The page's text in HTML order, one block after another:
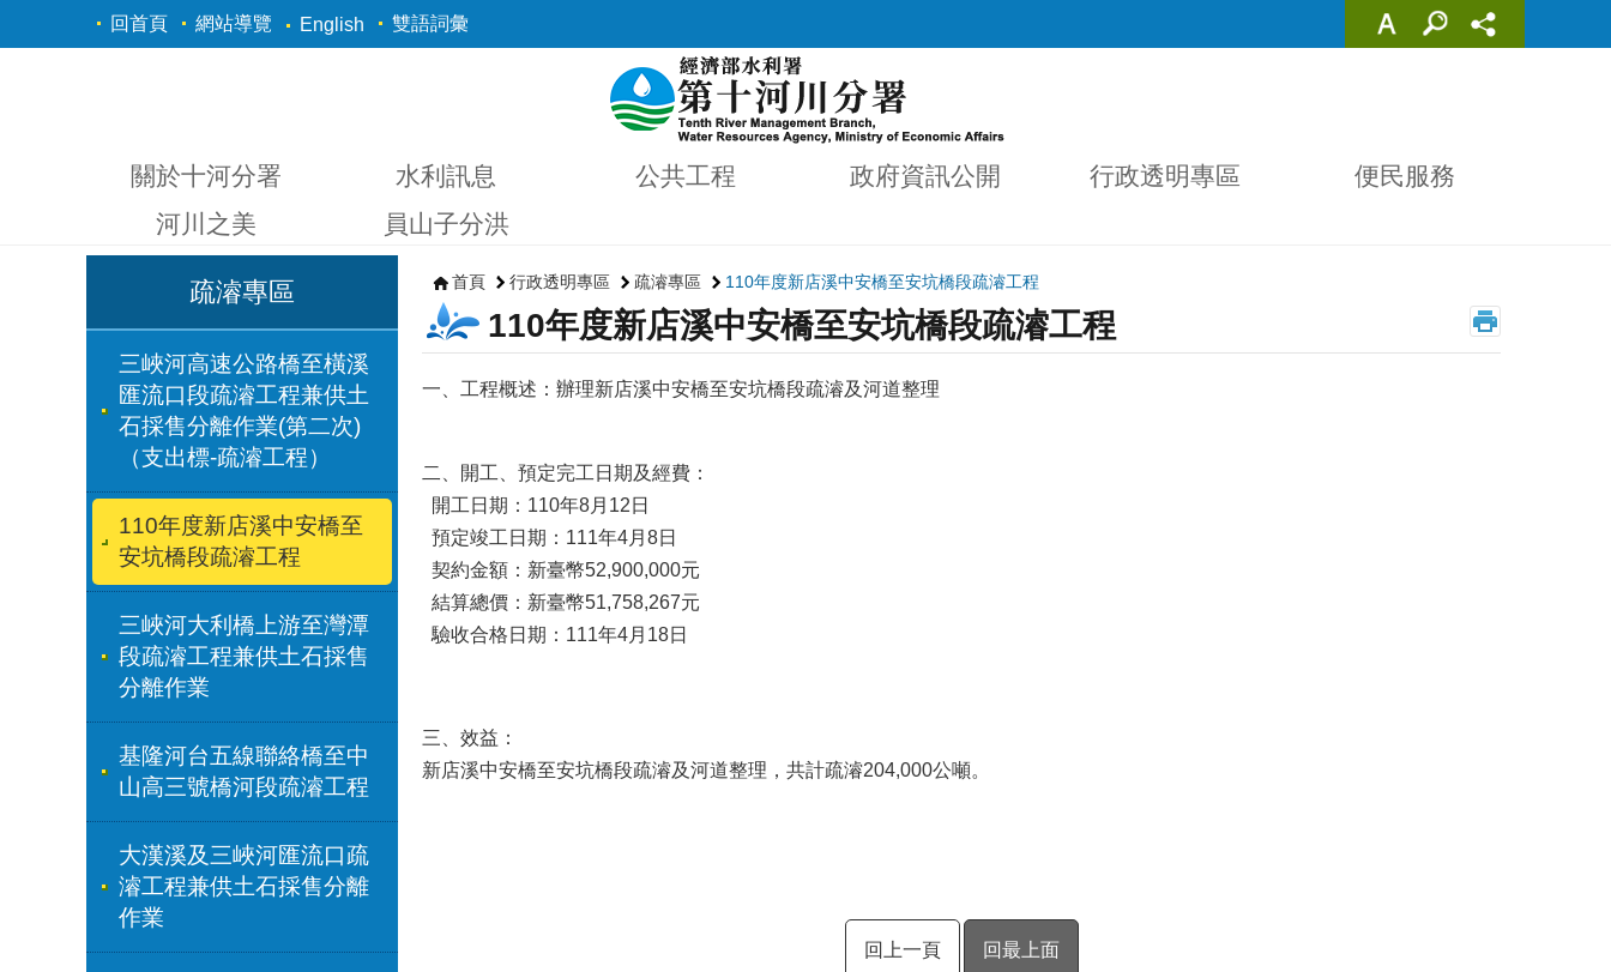
跳到主要內容區塊
回首頁 網站導覽 English 雙語詞彙
關於十河分署 水利訊息 公共工程 政府資訊公開 行政透明專區
便民服務
河川之美
員山子分洪
疏濬專區
三峽河高速公路橋至橫溪
匯流口段疏濬工程兼供土
石採售分離作業(第二次)
（支出標-疏濬工程）
110年度新店溪中安橋至
安坑橋段疏濬工程
三峽河大利橋上游至灣潭
段疏濬工程兼供土石採售
分離作業
基隆河台五線聯絡橋至中
山高三號橋河段疏濬工程
大漢溪及三峽河匯流口疏
濬工程兼供土石採售分離
作業
首頁 行政透明專區 疏濬專區 110年度新店溪中安橋至安坑橋段疏濬工程
110年度新店溪中安橋至安坑橋段疏濬工程
一、工程概述：辦理新店溪中安橋至安坑橋段疏濬及河道整理
二、開工、預定完工日期及經費：
開工日期：110年8月12日
預定竣工日期：111年4月8日
契約金額：新臺幣52,900,000元
結算總價：新臺幣51,758,267元
驗收合格日期：111年4月18日
三、效益：
新店溪中安橋至安坑橋段疏濬及河道整理，共計疏濬204,000公噸。
回上一頁 回最上面